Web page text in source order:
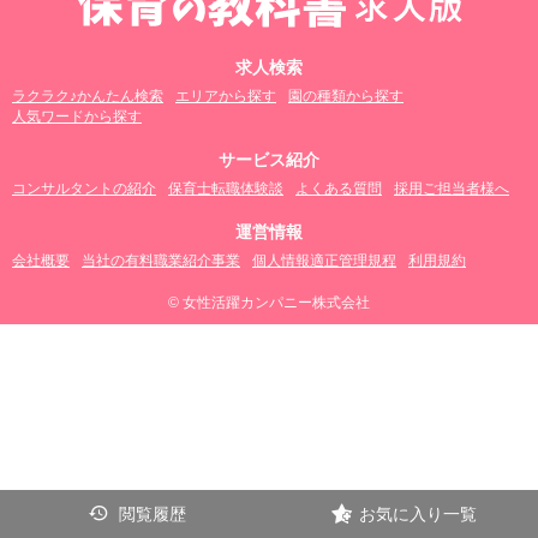
求人検索
ラクラク♪かんたん検索 エリアから探す
園の種類から探す
人気ワードから探す
サービス紹介
コンサルタントの紹介 保育士転職体験談 よくある質問 採用ご担当者様へ
運営情報
会社概要 当社の有料職業紹介事業 個人情報適正管理規程 利用規約
© 女性活躍カンパニー株式会社
閲覧履歴 お気に入り一覧